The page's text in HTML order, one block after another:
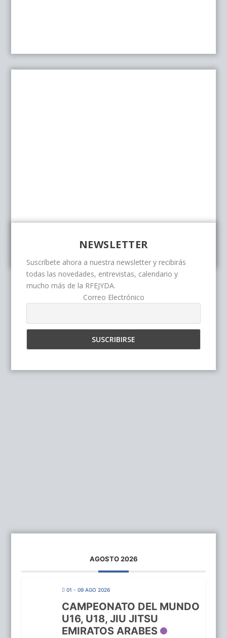
NEWSLETTER
Suscríbete ahora a nuestra newsletter y recibirás
todas las novedades, entrevistas, calendario y
mucho más de la RFEJYDA.
Correo Electrónico
AGOSTO 2026
01 - 09 AGO 2026
CAMPEONATO DEL MUNDO
U16, U18, JIU JITSU
EMIRATOS ARABES